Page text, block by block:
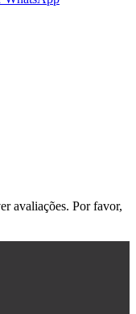
avaliações. Por favor,